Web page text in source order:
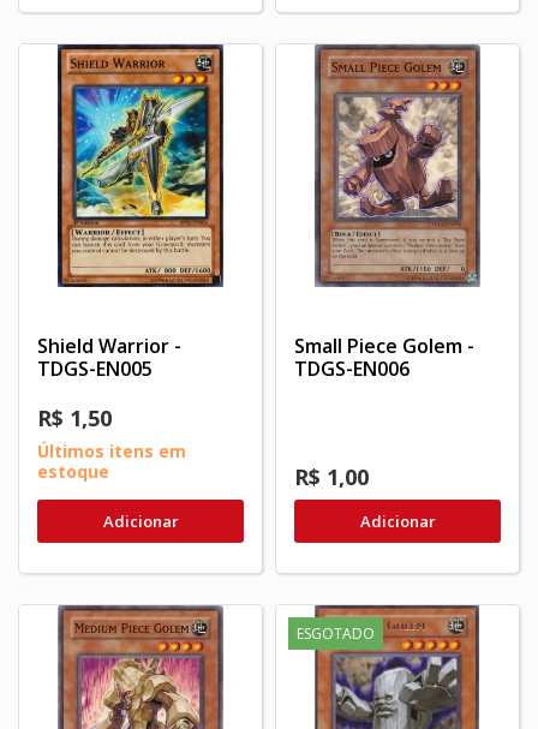
Shield Warrior -
TDGS-EN005
R$ 1,50
Últimos itens em
estoque
Adicionar
Small Piece Golem -
TDGS-EN006
R$ 1,00
Adicionar
ESGOTADO